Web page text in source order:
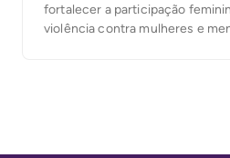
fortalecer a participação
violência contra mulheres e